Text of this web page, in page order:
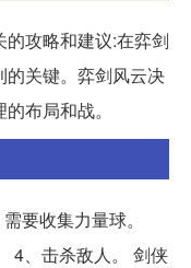
攻略和建议:在弈剑
的关键。弈剑风云决
布局和战。
要收集力量球。
4、击杀敌人。 剑侠